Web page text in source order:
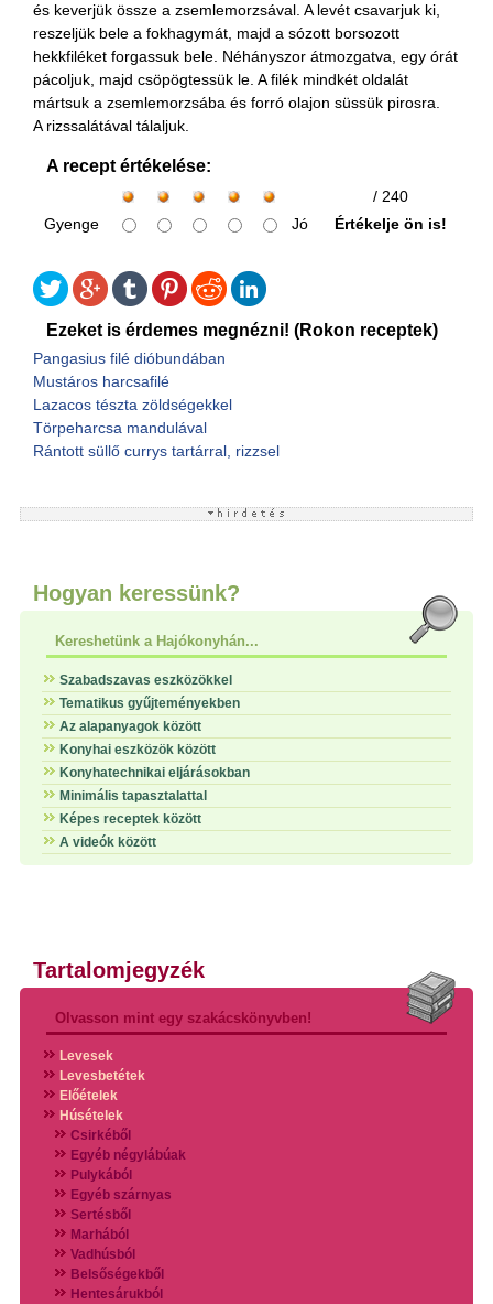
és keverjük össze a zsemlemorzsával. A levét csavarjuk ki,
reszeljük bele a fokhagymát, majd a sózott borsozott
hekkfiléket forgassuk bele. Néhányszor átmozgatva, egy órát
pácoljuk, majd csöpögtessük le. A filék mindkét oldalát
mártsuk a zsemlemorzsába és forró olajon süssük pirosra.
A rizssalátával tálaljuk.
A recept értékelése:
/ 240
Gyenge
Jó Értékelje ön is!
Ezeket is érdemes megnézni! (Rokon receptek)
Pangasius filé dióbundában
Mustáros harcsafilé
Lazacos tészta zöldségekkel
Törpeharcsa mandulával
Rántott süllő currys tartárral, rizzsel
Hogyan keressünk?
Kereshetünk a Hajókonyhán...
Szabadszavas eszközökkel
Tematikus gyűjteményekben
Az alapanyagok között
Konyhai eszközök között
Konyhatechnikai eljárásokban
Minimális tapasztalattal
Képes receptek között
A videók között
Tartalomjegyzék
Olvasson mint egy szakácskönyvben!
Levesek
Levesbetétek
Előételek
Húsételek
Csirkéből
Egyéb négylábúak
Pulykából
Egyéb szárnyas
Sertésből
Marhából
Vadhúsból
Belsőségekből
Hentesárukból